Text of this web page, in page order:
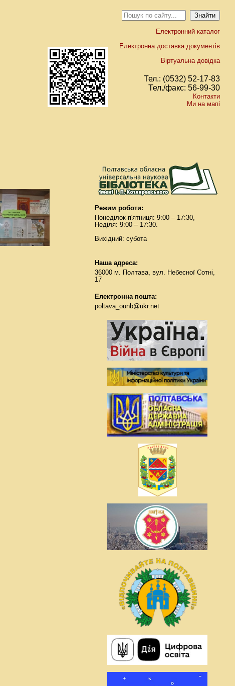
Електронний каталог
Електронна доставка документів
Віртуальна довідка
Тел.: (0532) 52-17-83
Тел./факс: 56-99-30
Контакти
Ми на мапі
Режим роботи:
Понеділок-п'ятниця: 9:00 – 17:30,
Неділя: 9:00 – 17:30.
Вихідний: субота
Наша адреса:
36000 м. Полтава, вул. Небесної Сотні,
17
Електронна пошта:
poltava_ounb@ukr.net